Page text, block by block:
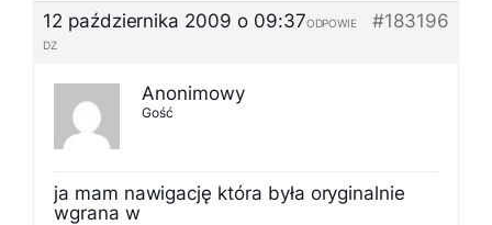
12 października 2009 o 09:37
#183196
ODPOWIE
DZ
Anonimowy
Gość
ja mam nawigację która była oryginalnie
wgrana w